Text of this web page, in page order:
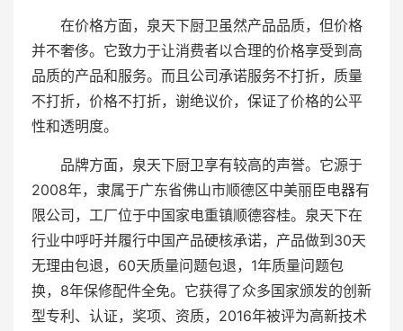
在价格方面，泉天下厨卫虽然产品品质，但价格
并不奢侈。它致力于让消费者以合理的价格享受到高
品质的产品和服务。而且公司承诺服务不打折，质量
不打折，价格不打折，谢绝议价，保证了价格的公平
性和透明度。
品牌方面，泉天下厨卫享有较高的声誉。它源于
2008年，隶属于广东省佛山市顺德区中美丽臣电器有
限公司，工厂位于中国家电重镇顺德容桂。泉天下在
行业中呼吁并履行中国产品硬核承诺，产品做到30天
无理由包退，60天质量问题包退，1年质量问题包
换，8年保修配件全免。它获得了众多国家颁发的创新
型专利、认证，奖项、资质，2016年被评为高新技术